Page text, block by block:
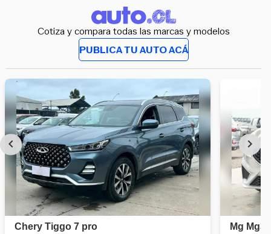
Cotiza y compara todas las marcas y modelos
PUBLICA TU AUTO ACÁ